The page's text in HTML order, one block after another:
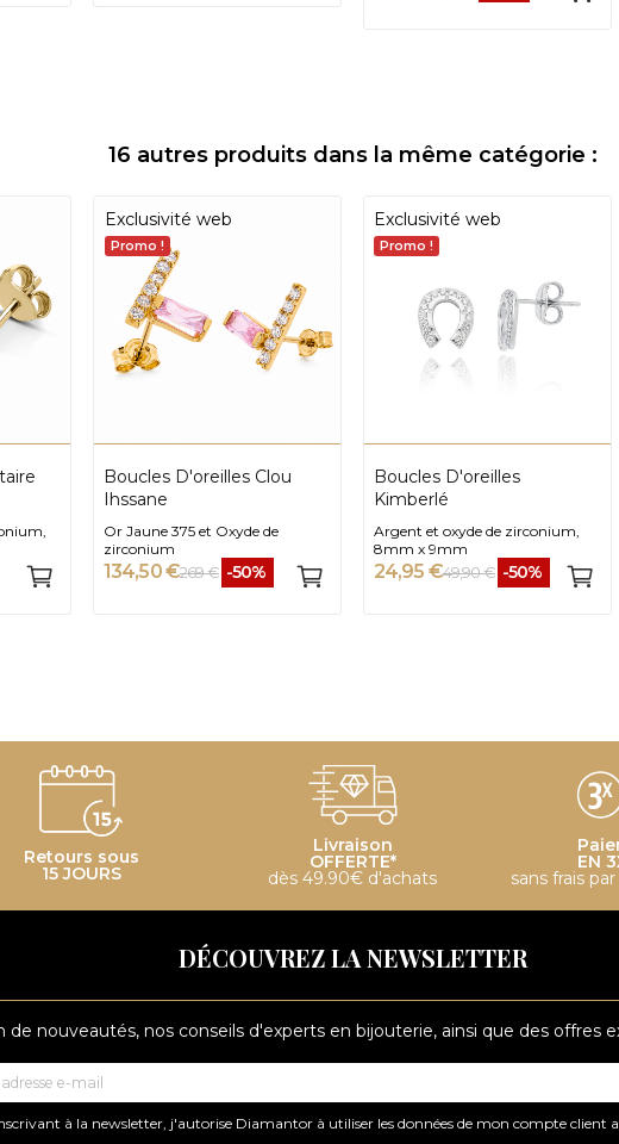
16 autres produits dans la même catégorie :
Exclusivité web
Promo !
Boucles D'oreilles Clou
Ihssane
Or Jaune 375 et Oxyde de
zirconium
134,50 €269 € -50%
Exclusivité web
Promo !
Boucles D'oreilles
Kimberlé
Argent et oxyde de zirconium,
8mm x 9mm
24,95 €49,90 € -50%
Retours sous
15 JOURS
Livraison
OFFERTE*
dès 49.90€ d'achats
EN
sans frais
DÉCOUVREZ LA NEWSLETTER
nouveautés, nos conseils d'experts en bijouterie, ainsi que des offres
à la newsletter, j'autorise Diamantor à utiliser les données de mon compte client